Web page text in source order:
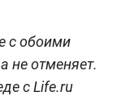
с обоими
не отменяет.
с Life.ru